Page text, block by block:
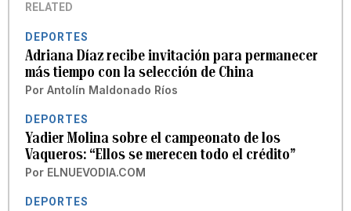
RELATED
DEPORTES
Adriana Díaz recibe invitación para permanecer
más tiempo con la selección de China
Por Antolín Maldonado Ríos
DEPORTES
Yadier Molina sobre el campeonato de los
Vaqueros: “Ellos se merecen todo el crédito”
Por ELNUEVODIA.COM
DEPORTES